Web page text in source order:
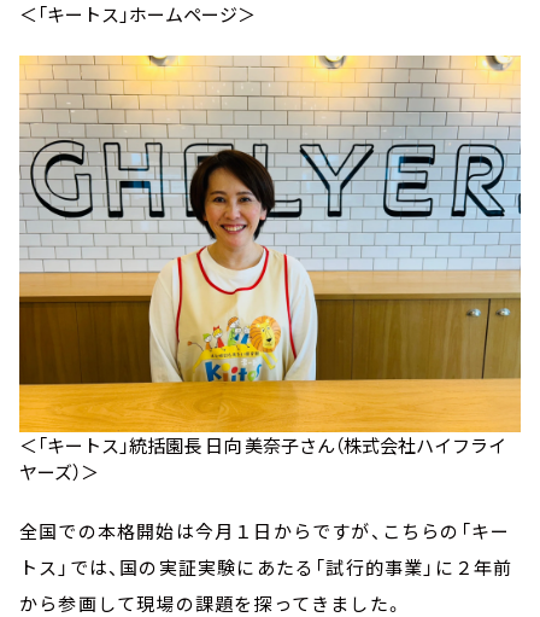
＜「キートス」ホームページ＞
＜「キートス」統括園長 日向 美奈子さん（株式会社ハイフライ
ヤーズ）＞
全国での本格開始は今月１日からですが、こちらの「キー
トス」では、国の実証実験にあたる「試行的事業」に２年前
から参画して現場の課題を探ってきました。